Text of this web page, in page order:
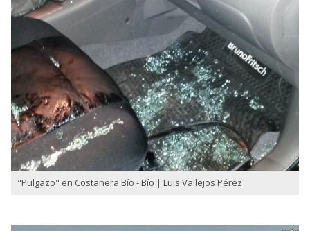
"Pulgazo" en Costanera Bío - Bío | Luis Vallejos Pérez